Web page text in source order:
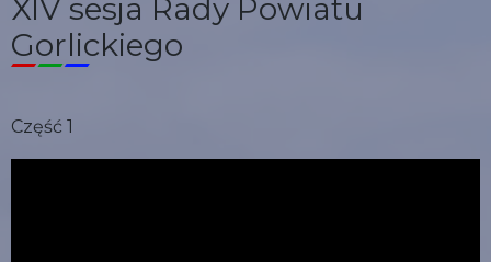
XIV sesja Rady Powiatu
Gorlickiego
Część 1